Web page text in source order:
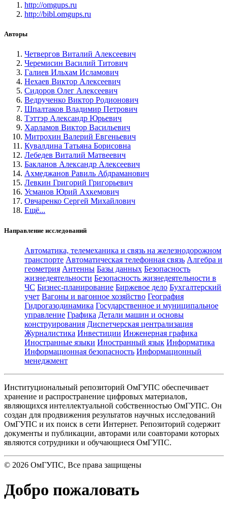
http://omgups.ru
http://bibl.omgups.ru
Авторы
Четвергов Виталий Алексеевич
Черемисин Василий Титович
Галиев Ильхам Исламович
Нехаев Виктор Алексеевич
Сидоров Олег Алексеевич
Ведрученко Виктор Родионович
Шпалтаков Владимир Петрович
Тэттэр Александр Юрьевич
Харламов Виктор Васильевич
Митрохин Валерий Евгеньевич
Кувалдина Татьяна Борисовна
Лебедев Виталий Матвеевич
Бакланов Александр Алексеевич
Ахмеджанов Равиль Абдраманович
Левкин Григорий Григорьевич
Усманов Юрий Ахкемович
Овчаренко Сергей Михайлович
Ещё...
Направление исследований
Автоматика, телемеханика и связь на железнодорожном
транспорте Автоматическая телефонная связь Алгебра и
геометрия Антенны Базы данных Безопасность
жизнедеятельности Безопасность жизнедеятельности в
ЧС Бизнес-планирование Биржевое дело Бухгалтерский
учет Вагоны и вагонное хозяйство География
Гидрогазодинамика Государственное и муниципальное
управление Графика Детали машин и основы
конструирования Диспетчерская централизация
Журналистика Инвестиции Инженерная графика
Иностранные языки Иностранный язык Информатика
Информационная безопасность Информационный
менеджмент
Институциональный репозиторий ОмГУПС обеспечивает
хранение и распространение цифровых материалов,
являющихся интеллектуальной собственностью ОмГУПС. Он
создан для продвижения результатов научных исследований
ОмГУПС и их поиск в сети Интернет. Репозиторий содержит
документы и публикации, авторами или соавторами которых
являются сотрудники и обучающиеся ОмГУПС.
© 2026 ОмГУПС, Все права защищены
Добро пожаловать